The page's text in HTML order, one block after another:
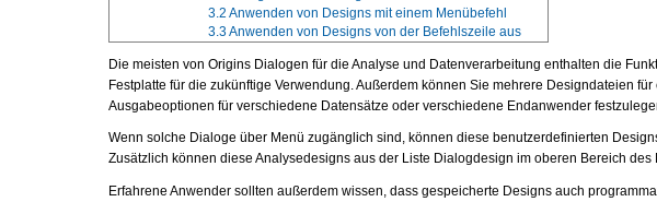
3.2 Anwenden von Designs mit einem Menübefehl
3.3Anwenden von Designs von der Befehlszeile aus
Die meisten von Origins Dialogen für die Analyse und Datenverarbeitung enthalten die
Festplatte für die zukünftige Verwendung. Außerdem können Sie mehrere Designdateien
Ausgabeoptionen für verschiedene Datensätze oder verschiedene Endanwender
Wenn solche Dialoge über Menü zugänglich sind, können diese benutzerdefinierten
Zusätzlich können diese Analysedesigns aus der Liste Dialogdesign im oberen Bereich
Erfahrene Anwender sollten außerdem wissen, dass gespeicherte Designs auch